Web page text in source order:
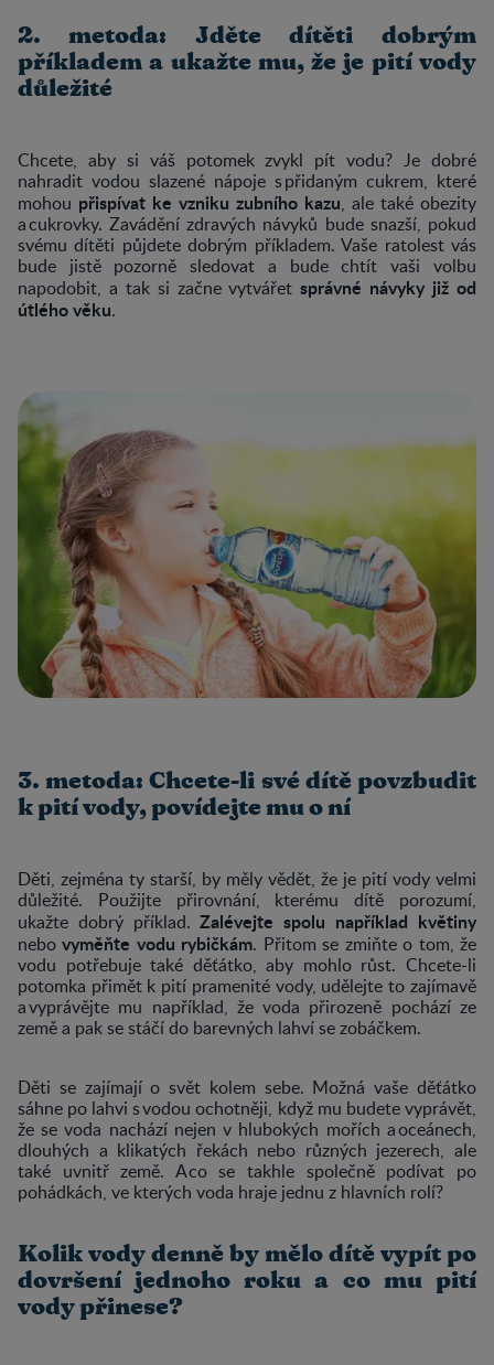
2. metoda: Jděte dítěti dobrým
příkladem a ukažte mu, že je pití vody
důležité
Chcete, aby si váš potomek zvykl pít vodu? Je dobré
nahradit vodou slazené nápoje s přidaným cukrem, které
mohou přispívat ke vzniku zubního kazu, ale také obezity
a cukrovky. Zavádění zdravých návyků bude snazší, pokud
svému dítěti půjdete dobrým příkladem. Vaše ratolest vás
bude jistě pozorně sledovat a bude chtít vaši volbu
napodobit, a tak si začne vytvářetsprávné návyky již od
útlého věku.
3. metoda: Chcete-li své dítě povzbudit
k pití vody, povídejte mu o ní
Děti, zejména ty starší, by měly vědět, že je pití vody velmi
důležité. Použijte přirovnání, kterému dítě porozumí,
ukažte dobrý příklad.Zalévejte spolu například květiny
nebovyměňte vodu rybičkám. Přitom se zmiňte o tom, že
vodu potřebuje také děťátko, aby mohlo růst. Chcete-li
potomka přimět k pití pramenité vody, udělejte to zajímavě
a vyprávějte mu například, že voda přirozeně pochází ze
země a pak se stáčí do barevných lahví se zobáčkem.
Děti se zajímají o svět kolem sebe. Možná vaše děťátko
sáhne po lahvi s vodou ochotněji, když mu budete vyprávět,
že se voda nachází nejen v hlubokých mořích a oceánech,
dlouhých a klikatých řekách nebo různých jezerech, ale
také uvnitř země. A co se takhle společně podívat po
pohádkách, ve kterých voda hraje jednu z hlavních rolí?
Kolik vody denně by mělo dítě vypít po
dovršení jednoho roku a co mu pití
vody přinese?